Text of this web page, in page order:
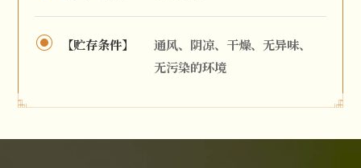
【贮存条件】
通风、阴凉、干燥、无异味、
无污染的环境